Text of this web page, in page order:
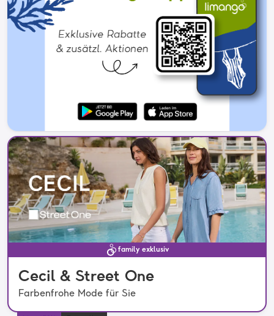
family exklusiv
Cecil & Street One
Farbenfrohe Mode für Sie